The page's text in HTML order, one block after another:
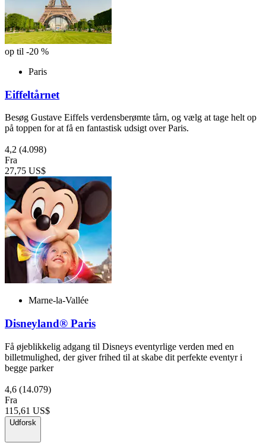
op til -20 %
Paris
Eiffeltårnet
Besøg Gustave Eiffels verdensberømte tårn, og vælg at tage helt op
på toppen for at få en fantastisk udsigt over Paris.
4,2 (4.098)
Fra
27,75 US$
Marne-la-Vallée
Disneyland® Paris
Få øjeblikkelig adgang til Disneys eventyrlige verden med en
billetmulighed, der giver frihed til at skabe dit perfekte eventyr i
begge parker
4,6 (14.079)
Fra
115,61 US$
Udforsk